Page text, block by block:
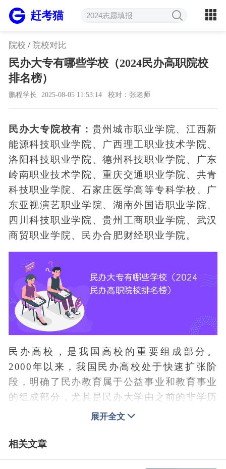
赶考猫
院校 / 院校对比
民办大专有哪些学校（2024民办高职院校
排名榜）
鹏程学长 2025-08-05 11:53:14 校对：张老师
民办大专院校有： 贵州城市职业学院、江西新
能源科技职业学院、广西理工职业技术学院、
洛阳科技职业学院、德州科技职业学院、广东
岭南职业技术学院、重庆交通职业学院、共青
科技职业学院、石家庄医学高等专科学校、广
东亚视演艺职业学院、湖南外国语职业学院、
四川科技职业学院、贵州工商职业学院、武汉
商贸职业学院、民办合肥财经职业学院。
民办高校，是我国高校的重要组成部分。
2000年以来，我国民办高校处于快速扩张阶
段，明确了民办教育属于公益事业和教育事业
的组成部分，尤其是民办大学由之前的非学历
教育转变为学历教育，进一步缩小了与公办大
高校700余所，包括民办本科院校、民办高职
院校等，其中民办高职院校350余所。
展开全文
相关文章